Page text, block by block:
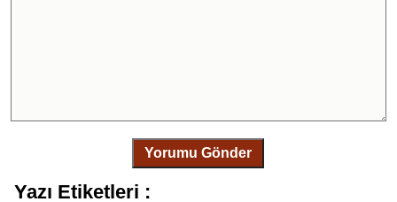
Yorumu Gönder
Yazı Etiketleri :